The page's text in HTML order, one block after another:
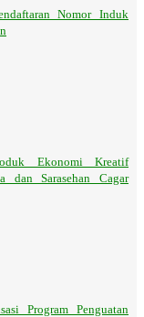
Nomor Induk
Ekonomi Kreatif
dan Sarasehan Cagar
Program Penguatan